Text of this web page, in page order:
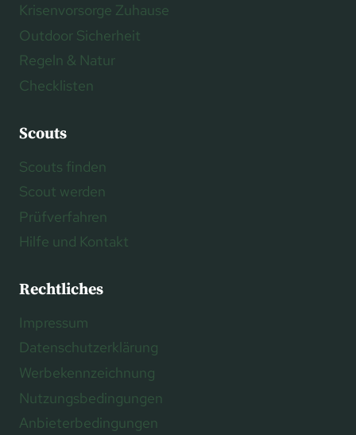
Krisenvorsorge Zuhause
Outdoor Sicherheit
Regeln & Natur
Checklisten
Scouts
Scouts finden
Scout werden
Prüfverfahren
Hilfe und Kontakt
Rechtliches
Impressum
Datenschutzerklärung
Werbekennzeichnung
Nutzungsbedingungen
Anbieterbedingungen